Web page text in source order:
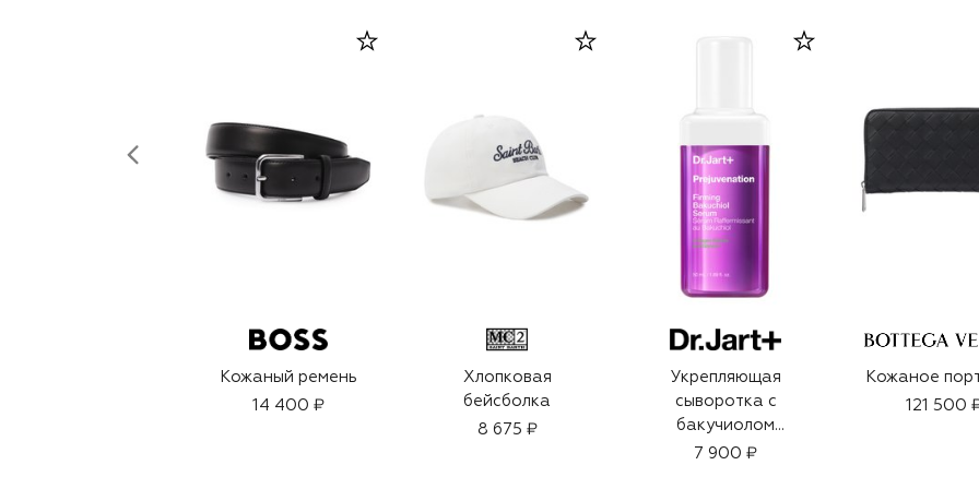
Кожаный ремень
14 400 ₽
Хлопковая
бейсболка
8 675 ₽
Укрепляющая
сыворотка с
бакучиолом
Prejuvenation
7 900 ₽
Кожаное
121 500